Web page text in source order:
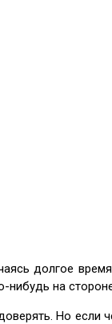
долгое
нибудь на
Но если